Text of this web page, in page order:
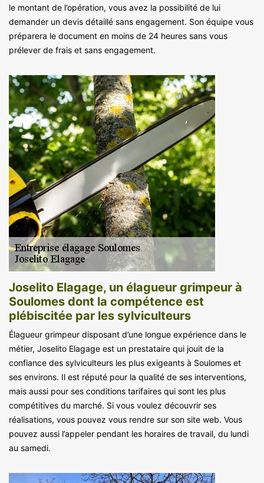
le montant de l’opération, vous avez la possibilité de lui
demander un devis détaillé sans engagement. Son équipe vous
préparera le document en moins de 24 heures sans vous
prélever de frais et sans engagement.
Joselito Elagage, un élagueur grimpeur à
Soulomes dont la compétence est
plébiscitée par les sylviculteurs
Élagueur grimpeur disposant d’une longue expérience dans le
métier, Joselito Elagage est un prestataire qui jouit de la
confiance des sylviculteurs les plus exigeants à Soulomes et
ses environs. Il est réputé pour la qualité de ses interventions,
mais aussi pour ses conditions tarifaires qui sont les plus
compétitives du marché. Si vous voulez découvrir ses
réalisations, vous pouvez vous rendre sur son site web. Vous
pouvez aussi l’appeler pendant les horaires de travail, du lundi
au samedi.